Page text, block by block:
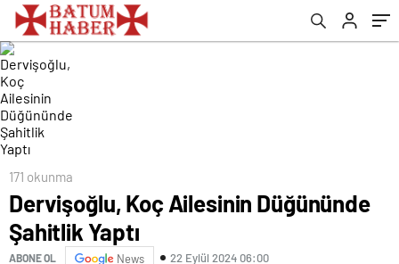
171 okunma
Dervişoğlu, Koç Ailesinin Düğününde
Şahitlik Yaptı
ABONE OL News 22 Eylül 2024 06:00